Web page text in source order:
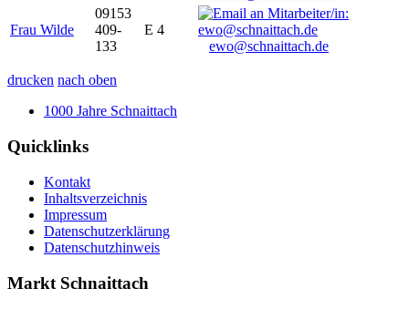
Frau Wilde
09153
409-
133
E 4
ewo@schnaittach.de
drucken nach oben
1000 Jahre Schnaittach
Quicklinks
Kontakt
Inhaltsverzeichnis
Impressum
Datenschutzerklärung
Datenschutzhinweis
Markt Schnaittach